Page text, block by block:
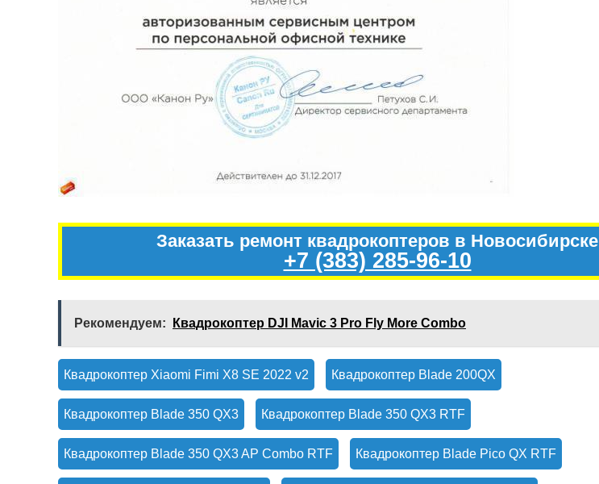
Заказать ремонт квадрокоптеров в Новосибирске
+7 (383) 285-96-10
Рекомендуем: Квадрокоптер DJI Mavic 3 Pro Fly More Combo
Квадрокоптер Xiaomi Fimi X8 SE 2022 v2 Квадрокоптер Blade 200QX
Квадрокоптер Blade 350 QX3 Квадрокоптер Blade 350 QX3 RTF
Квадрокоптер Blade 350 QX3 AP Combo RTF Квадрокоптер Blade Pico QX RTF